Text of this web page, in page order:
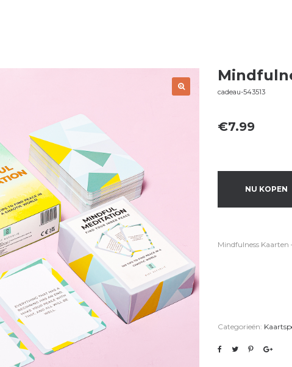
cadeau-543513
€7.99
NU KOPEN
Mindfulness
Categorieën: